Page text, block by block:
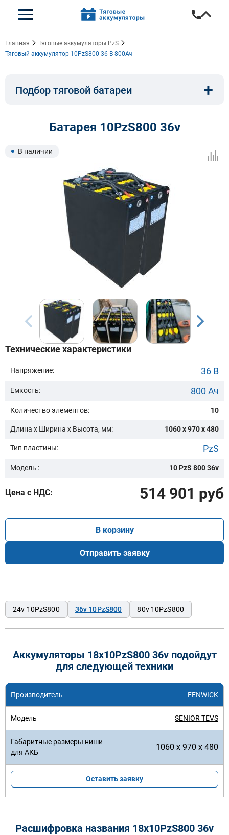
Главная
Тяговые аккумуляторы PzS
Тяговый аккумулятор 10PzS800 36 В 800Ач
Подбор тяговой батареи
Тип:
Ширина, мм: Высота, мм:
Бренд техники:
Модель:
Сначала выберите бренд
Очистить подбор
+
Батарея 10PzS800 36v
В наличии
Технические характеристики
Напряжение: 36 В
Емкость: 800 Ач
Количество элементов: 10
Длина х Ширина х Высота, мм: 1060 x 970 x 480
Тип пластины: PzS
Модель : 10 PzS 800 36v
Цена с НДС: 514 901 руб
В корзину
Отправить заявку
24v 10PzS800 36v 10PzS800 80v 10PzS800
Аккумуляторы 18x10PzS800 36v подойдут
для следующей техники
FENWICK
SENIOR TEVS
1060 x 970 x 480
Оставить заявку
Расшифровка названия 18х10PzS800 36v